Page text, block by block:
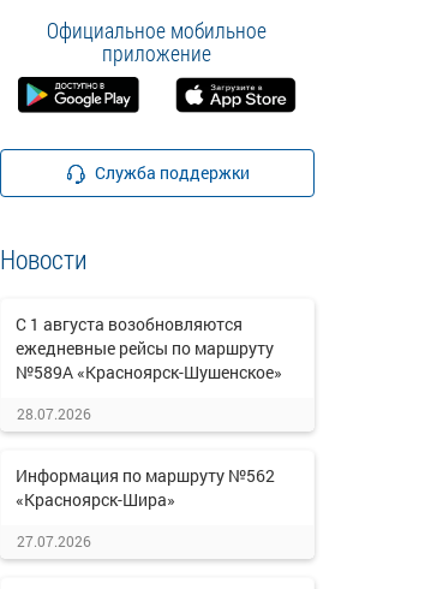
Официальное мобильное
приложение
Служба поддержки
Новости
С 1 августа возобновляются
ежедневные рейсы по маршруту
№589А «Красноярск-Шушенское»
28.07.2026
Информация по маршруту №562
«Красноярск-Шира»
27.07.2026